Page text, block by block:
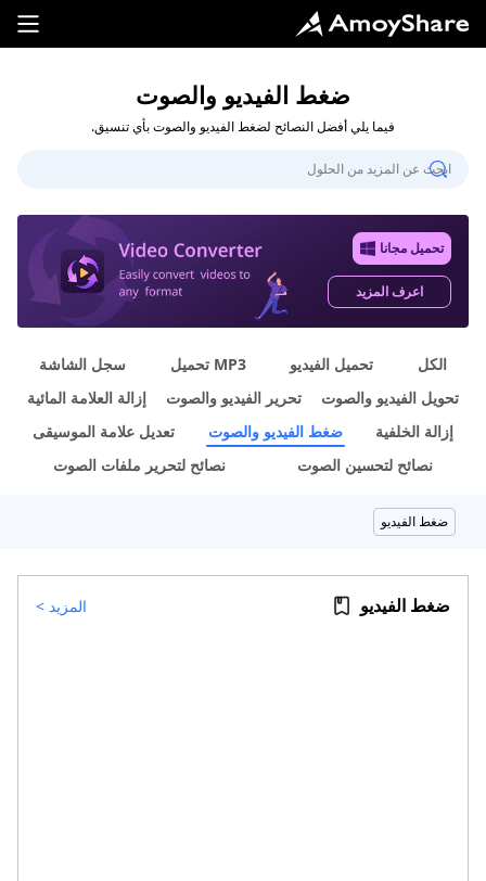
ضغط الفيديو والصوت
فيما يلي أفضل النصائح لضغط الفيديو والصوت بأي تنسيق.
تحميل مجانا
اعرف المزيد
الكل تحميل الفيديو MP3 تحميل
سجل الشاشة
تحويل الفيديو والصوت
تحرير الفيديو والصوت
إزالة العلامة المائية
إزالة الخلفية
ضغط الفيديو والصوت
تعديل علامة الموسيقى
نصائح لتحسين الصوت
نصائح لتحرير ملفات الصوت
ضغط الفيديو
ضغط الفيديو المزيد >